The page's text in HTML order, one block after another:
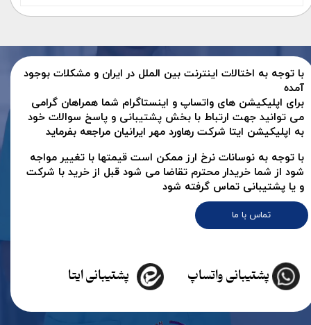
تماس با ما
با توجه به اختالات اینترنت بین الملل در ایران و مشکلات بوجود
آمده
برای اپلیکیشن های واتساپ و اینستاگرام شما همراهان گرامی
می توانید جهت ارتباط با بخش پشتیبانی و پاسخ سوالات خود
به اپلیکیشن ایتا شرکت رهاورد مهر ایرانیان مراجعه بفرماید
پشتیبانی ایتا پشتیبانی واتساپ
با توجه به نوسانات نرخ ارز ممکن است قیمتها با تغییر مواجه
شود از شما خریدار محترم تقاضا می شود قبل از خرید با شرکت
و یا پشتیبانی تماس گرفته شود